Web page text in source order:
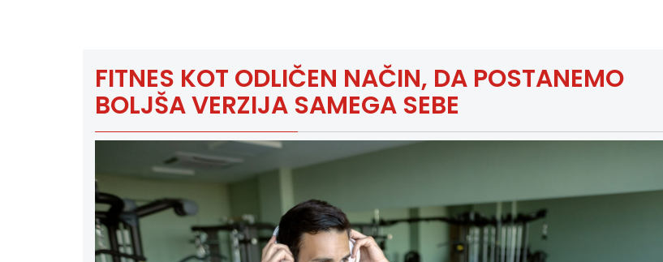
FITNES KOT ODLIČEN NAČIN, DA POSTANEMO
BOLJŠA VERZIJA SAMEGA SEBE